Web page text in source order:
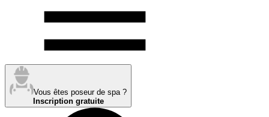
Vous êtes poseur de spa ?
Inscription gratuite